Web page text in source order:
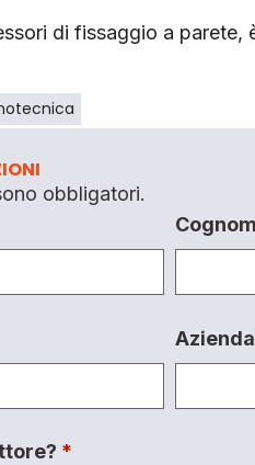
di fissaggio a
obbligatori.
Azienda
*